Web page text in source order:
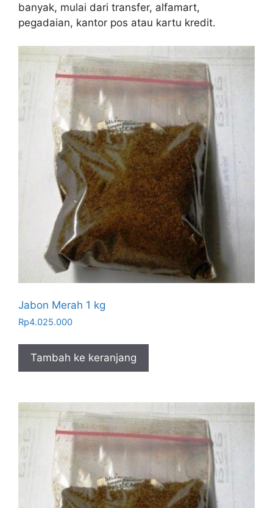
banyak, mulai dari transfer, alfamart,
pegadaian, kantor pos atau kartu kredit.
Jabon Merah 1 kg
Rp4.025.000
Tambah ke keranjang